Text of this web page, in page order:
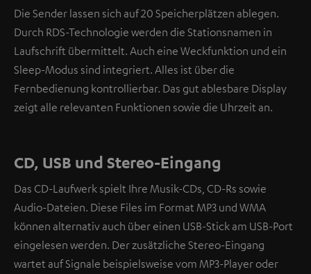
Die Sender lassen sich auf 20 Speicherplätzen ablegen.
Durch RDS-Technologie werden die Stationsnamen in
Laufschrift übermittelt. Auch eine Weckfunktion und ein
Sleep-Modus sind integriert. Alles ist über die
Fernbedienung kontrollierbar. Das gut ablesbare Display
zeigt alle relevanten Funktionen sowie die Uhrzeit an.
CD, USB und Stereo-Eingang
Das CD-Laufwerk spielt Ihre Musik-CDs, CD-Rs sowie
Audio-Dateien. Diese Files im Format MP3 und WMA
können alternativ auch über einen USB-Stick am USB-Port
eingelesen werden. Der zusätzliche Stereo-Eingang
wartet auf Signale beispielsweise vom MP3-Player oder